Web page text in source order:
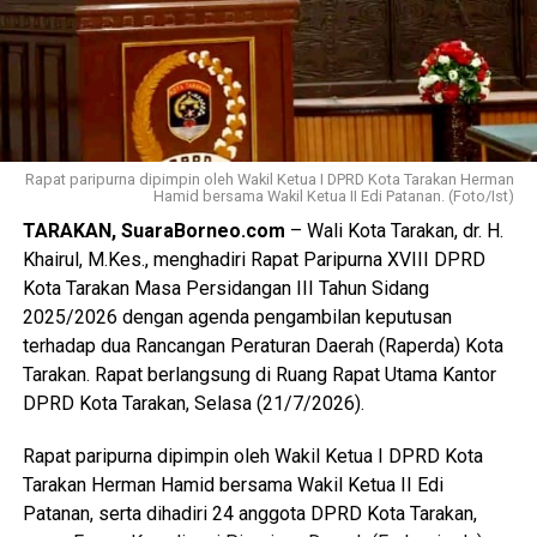
Bagikan ke
WhatsApp 0 Facebook 0
Messenger 0
Rapat paripurna dipimpin oleh Wakil Ketua I DPRD Kota Tarakan Herman
Hamid bersama Wakil Ketua II Edi Patanan. (Foto/Ist)
TARAKAN, SuaraBorneo.com – Wali Kota Tarakan, dr. H.
Khairul, M.Kes., menghadiri Rapat Paripurna XVIII DPRD
Kota Tarakan Masa Persidangan III Tahun Sidang
2025/2026 dengan agenda pengambilan keputusan
terhadap dua Rancangan Peraturan Daerah (Raperda) Kota
Tarakan. Rapat berlangsung di Ruang Rapat Utama Kantor
DPRD Kota Tarakan, Selasa (21/7/2026).
Rapat paripurna dipimpin oleh Wakil Ketua I DPRD Kota
Tarakan Herman Hamid bersama Wakil Ketua II Edi
Patanan, serta dihadiri 24 anggota DPRD Kota Tarakan,